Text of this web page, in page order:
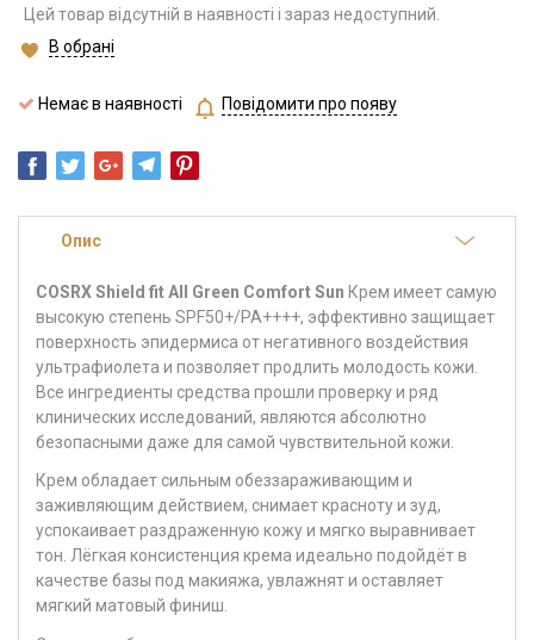
Цей товар відсутній в наявності і зараз недоступний.
В обрані
Немає в наявності Повідомити про появу
Опис
COSRX Shield fit All Green Comfort Sun Крем имеет самую
высокую степень SPF50+/PA++++, эффективно защищает
поверхность эпидермиса от негативного воздействия
ультрафиолета и позволяет продлить молодость кожи.
Все ингредиенты средства прошли проверку и ряд
клинических исследований, являются абсолютно
безопасными даже для самой чувствительной кожи.
Крем обладает сильным обеззараживающим и
заживляющим действием, снимает красноту и зуд,
успокаивает раздраженную кожу и мягко выравнивает
тон. Лёгкая консистенция крема идеально подойдёт в
качестве базы под макияжа, увлажнят и оставляет
мягкий матовый финиш.